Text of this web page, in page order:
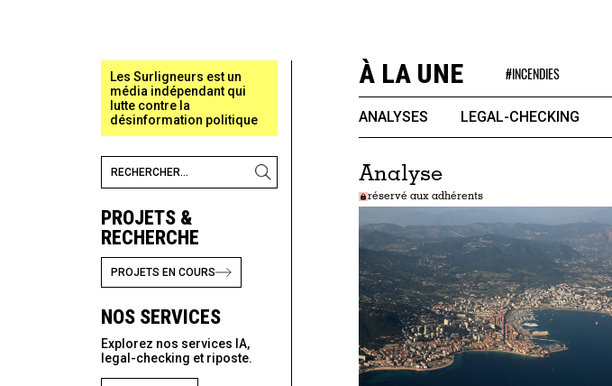
Les Surligneurs est un
média indépendant qui
lutte contre la
désinformation politique
PROJETS &
RECHERCHE
PROJETS EN COURS
NOS SERVICES
Explorez nos services IA,
legal-checking et riposte.
À LA UNE #INCENDIES
ANALYSES LEGAL-CHECKING
Analyse
réservé aux adhérents